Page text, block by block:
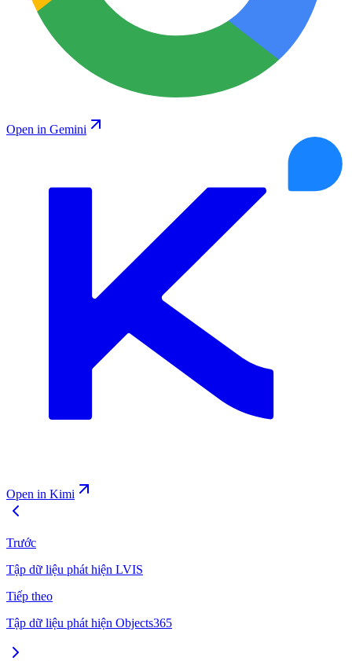
Open in Gemini
Open in Kimi
Trước
Tập dữ liệu phát hiện LVIS
Tiếp theo
Tập dữ liệu phát hiện Objects365